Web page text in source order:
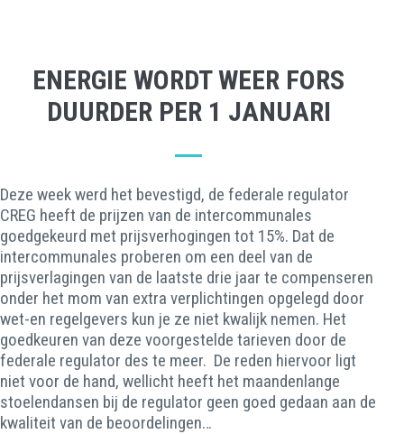
ENERGIE WORDT WEER FORS
DUURDER PER 1 JANUARI
Deze week werd het bevestigd, de federale regulator
CREG heeft de prijzen van de intercommunales
goedgekeurd met prijsverhogingen tot 15%. Dat de
intercommunales proberen om een deel van de
prijsverlagingen van de laatste drie jaar te compenseren
onder het mom van extra verplichtingen opgelegd door
wet-en regelgevers kun je ze niet kwalijk nemen. Het
goedkeuren van deze voorgestelde tarieven door de
federale regulator des te meer. De reden hiervoor ligt
niet voor de hand, wellicht heeft het maandenlange
stoelendansen bij de regulator geen goed gedaan aan de
kwaliteit van de beoordelingen…